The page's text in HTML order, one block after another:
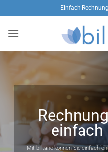
Inhalt
springen
Einfach
einfach
Mit billtano können Sie einfach